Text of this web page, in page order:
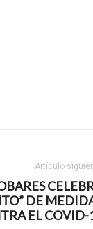
Artículo
DE
EL COVID-